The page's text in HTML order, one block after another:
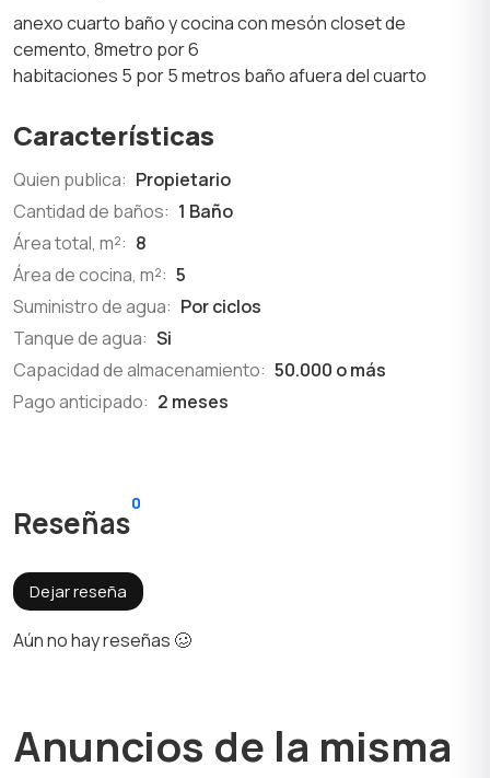
anexo cuarto baño y cocina con mesón closet de
cemento, 8metro por 6
habitaciones 5 por 5 metros baño afuera del cuarto
Características
Quien publica: Propietario
Cantidad de baños: 1 Baño
Área total, m²: 8
Área de cocina, m²: 5
Suministro de agua: Por ciclos
Tanque de agua: Si
Capacidad de almacenamiento: 50.000 o más
Pago anticipado: 2 meses
Reseñas
0
Dejar reseña
Aún no hay reseñas 🥴
Anuncios de la misma